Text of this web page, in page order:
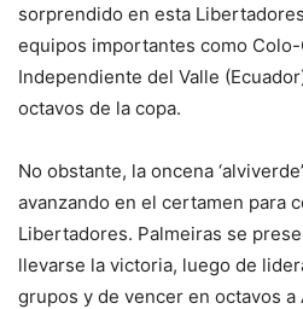
sorprendido en esta
equipos importantes como
Independiente del Valle
octavos de la copa.
No obstante, la oncena
avanzando en el certamen para
Libertadores. Palmeiras se
llevarse la victoria, luego de
grupos y de vencer en octavos a